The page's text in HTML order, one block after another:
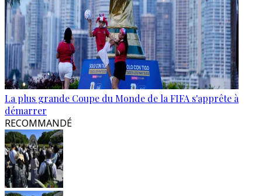
La plus grande Coupe du Monde de la FIFA s'apprête à
démarrer
RECOMMANDÉ